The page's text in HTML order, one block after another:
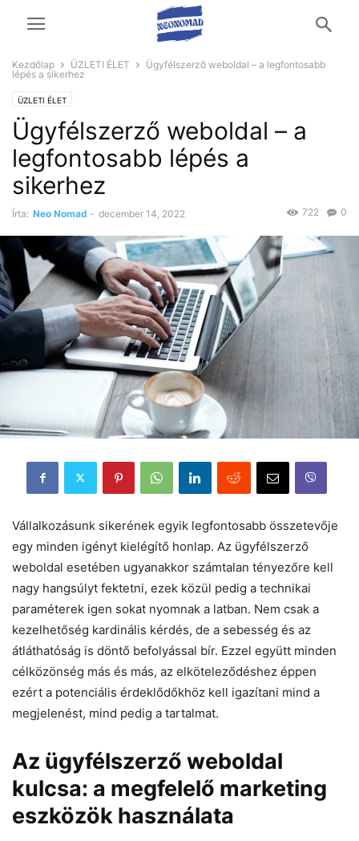
Kezdőlap ÜZLETI ÉLET
Ügyfélszerző weboldal – a legfontosabb
lépés a sikerhez
ÜZLETI ÉLET
Ügyfélszerző weboldal – a
legfontosabb lépés a
sikerhez
Írta: Neo Nomad - december 14, 2022 0
722
Vállalkozásunk sikerének egyik legfontosabb összetevője
egy minden igényt kielégítő honlap. Az ügyfélszerző
weboldal esetében ugyanakkor számtalan tényezőre kell
nagy hangsúlyt fektetni, ezek közül pedig a technikai
paraméterek igen sokat nyomnak a latban. Nem csak a
kezelhetőség kardinális kérdés, de a sebesség és az
átláthatóság is döntő befolyással bír. Ezzel együtt minden
célközönség más és más, az elköteleződéshez éppen
ezért a potenciális érdeklődőkhöz kell igazítani mind a
megjelenést, mind pedig a tartalmat.
Az ügyfélszerző weboldal
kulcsa: a megfelelő marketing
eszközök használata